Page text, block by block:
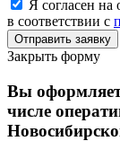
Я согласен
в соответствии с
Закрыть форму
Вы
числе